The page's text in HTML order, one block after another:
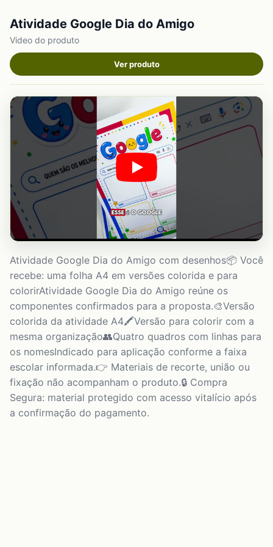
Atividade Google Dia do Amigo
Video do produto
Ver produto
Atividade Google Dia do Amigo com desenhos📦 Você
recebe: uma folha A4 em versões colorida e para
colorirAtividade Google Dia do Amigo reúne os
componentes confirmados para a proposta.🎨Versão
colorida da atividade A4🖍️Versão para colorir com a
mesma organização👥Quatro quadros com linhas para
os nomesIndicado para aplicação conforme a faixa
escolar informada.👉 Materiais de recorte, união ou
fixação não acompanham o produto.🔒 Compra
Segura: material protegido com acesso vitalício após
a confirmação do pagamento.